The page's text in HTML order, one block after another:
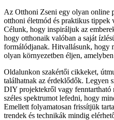
Az Otthoni Zseni egy olyan online
otthoni életmód és praktikus tippek
Célunk, hogy inspiráljuk az
hogy otthonaik valóban a saját
formálódjanak. Hitvallásunk, hogy
olyan környezetben éljen,
Oldalunkon szakértői cikkeket,
találhatnak az érdeklődők. Legyen
DIY projektekről vagy fenntartható
széles spektrumot lefedni, hogy
Emellett folyamatosan frissítjük
trendek és technikák mindig